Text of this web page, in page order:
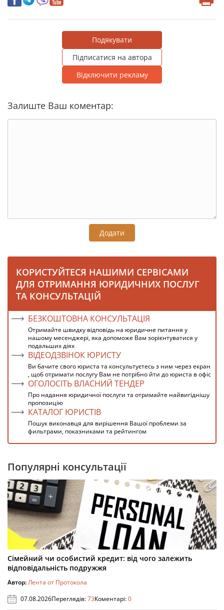
Подякувати
Підписатися на автора
Відключити рекламу
Залиште Ваш коментар:
Додати
КОРИСТУЙТЕСЯ НАШИМИ СЕРВІСАМИ
ДЛЯ ОТРИМАННЯ ЮРИДИЧНИХ ПОСЛУГ
ТА КОНСУЛЬТАЦІЙ
БЕЗКОШТОВНА КОНСУЛЬТАЦІЯ
Отримайте швидку відповідь на юридичне питання у
нашому месенджері, яка допоможе Вам зорієнтуватися у
подальших діях
ВІДЕОДЗВІНОК ЮРИСТУ
Ви бачите свого юриста та консультуєтесь з ним через екран
, щоб отримати послугу Вам не потрібно йти до юриста в офіс
ОГОЛОСІТЬ ВЛАСНИЙ ТЕНДЕР
Про надання юридичної послуги та отримайте найвигіднішу
пропозицію
КАТАЛОГ ЮРИСТІВ
Пошук виконавця для вирішення Вашої проблеми за
фильтрами, показниками та рейтингом
Популярні консультації
Сімейний чи особистий кредит: від чого залежить
відповідальність подружжя
Автор:Лента от Протокола
07.08.2026Переглядів:73Коментарі:0